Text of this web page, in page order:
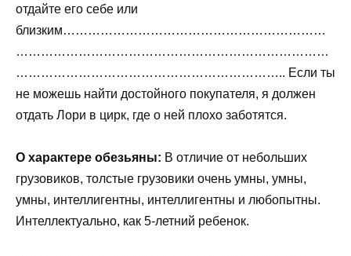
отдайте его себе или
близким………………………………………………………
…………………………………………………………………
……………………………………………………….. Если ты
не можешь найти достойного покупателя, я должен
отдать Лори в цирк, где о ней плохо заботятся.
О характере обезьяны: В отличие от небольших
грузовиков, толстые грузовики очень умны, умны,
умны, интеллигентны, интеллигентны и любопытны.
Интеллектуально, как 5-летний ребенок.